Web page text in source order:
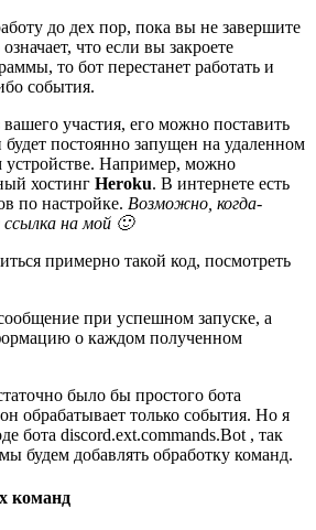
до дех пор, пока вы не завершите
что если вы закроете
то бот перестанет работать и
события.
участия, его можно поставить
постоянно запущен на удаленном
устройстве. Например, можно
хостинг Heroku. В интернете есть
по настройке. Возможно, когда-
ссылка на мой 🙂
примерно такой код, посмотреть
при успешном запуске, а
о каждом полученном
было бы простого бота
обрабатывает только события. Но я
бота discord.ext.commands.Bot , так
будем добавлять обработку команд.
команд